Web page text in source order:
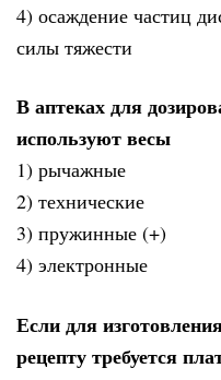
4) осаждение частиц
силы тяжести
В аптеках для
используют весы
1) рычажные
2) технические
3) пружинные (+)
4) электронные
Если для
рецепту требуется